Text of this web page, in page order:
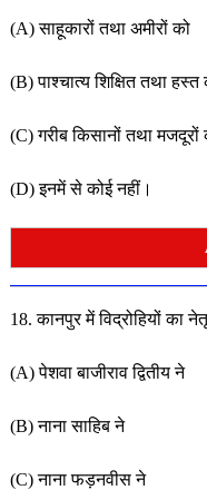
(A) साहूकारों तथा अमीरों को
(B) पाश्चात्य शिक्षित तथा
(C) गरीब किसानों तथा मजदूरों
(D) इनमें से कोई नहीं।
18. कानपुर में विद्रोहियों का
(A) पेशवा बाजीराव द्वितीय ने
(B) नाना साहिब ने
(C) नाना फड़नवीस ने